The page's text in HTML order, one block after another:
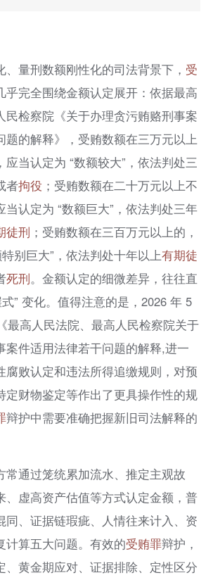
量刑数额刚性化的司法背景下， 受
乎完全围绕金额认定展开：依据最高
民检察院《关于办理贪污贿赂刑事案
题的解释》，受贿数额在三万元以上
当认定为 “数额较大”，依法判处三
者拘役 ；受贿数额在二十万元以上不
认定为 “数额巨大”，依法判处三年
徒刑 ；受贿数额在三百万元以上的，
别巨大”，依法判处十年以上有期徒
死刑。金额认定的细微差异，往往直
” 变化。值得注意的是，2026 年 5
最高人民法院、最高人民检察院关于
案件适用法律若干问题的解释,进一
腐败认定和违法所得追缴规则，对预
定财物鉴定等作出了更具操作性的规
辩护中需要准确把握新旧司法解释的
常通过笼统累加流水、推定主观故
、虚高资产估值等方式认定金额，普
同、证据链瑕疵、人情往来计入、资
计算五大问题。有效的受贿罪辩护，
、黄金期应对、证据排除、定性区分